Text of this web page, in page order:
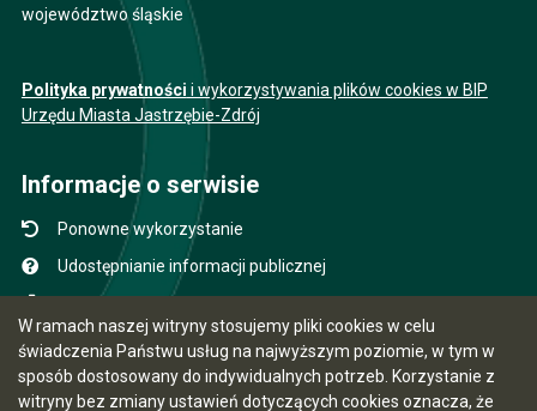
W ramach naszej witryny stosujemy pliki cookies w celu
świadczenia Państwu usług na najwyższym poziomie, w tym w
sposób dostosowany do indywidualnych potrzeb. Korzystanie z
witryny bez zmiany ustawień dotyczących cookies oznacza, że
województwo śląskie
Polityka prywatności i wykorzystywania plików cookies w BIP
Urzędu Miasta Jastrzębie-Zdrój
Informacje o serwisie
Ponowne wykorzystanie
Udostępnianie informacji publicznej
Instrukcja obsługi
Statystyki oglądalności